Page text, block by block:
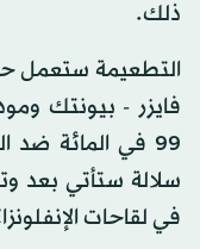
ذلك.
التطعيمة ستعمل
فايزر - بيونتك
99 في المائة
سلالة ستأتي بعد
في لقاحات